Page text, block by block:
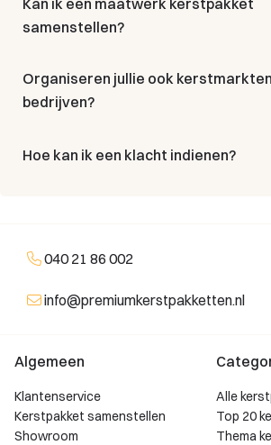
Kan ik een maatwerk kerstpakket
samenstellen?
Organiseren jullie ook
bedrijven?
Hoe kan ik een klacht indienen?
040 21 86 002
info@premiumkerstpakketten.nl
Algemeen
Klantenservice
Kerstpakket samenstellen
Showroom
Alle
Top 20
Thema